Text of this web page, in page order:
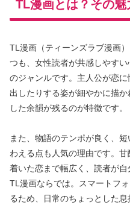
TL漫画とは？その
TL漫画（ティーンズラブ漫画
つも、女性読者が共感しやす
のジャンルです。主人公が恋
出したりする姿が細やかに描か
した余韻が残るのが特徴です。
また、物語のテンポが良く、
わえる点も人気の理由です。
着いた恋まで幅広く、読者が
TL漫画ならでは。スマートフ
るため、日常のちょっとした